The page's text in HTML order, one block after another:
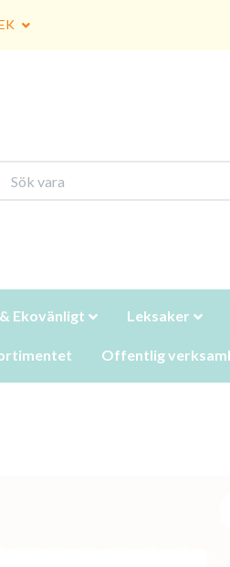
Ekovänligt Leksaker
Offentlig